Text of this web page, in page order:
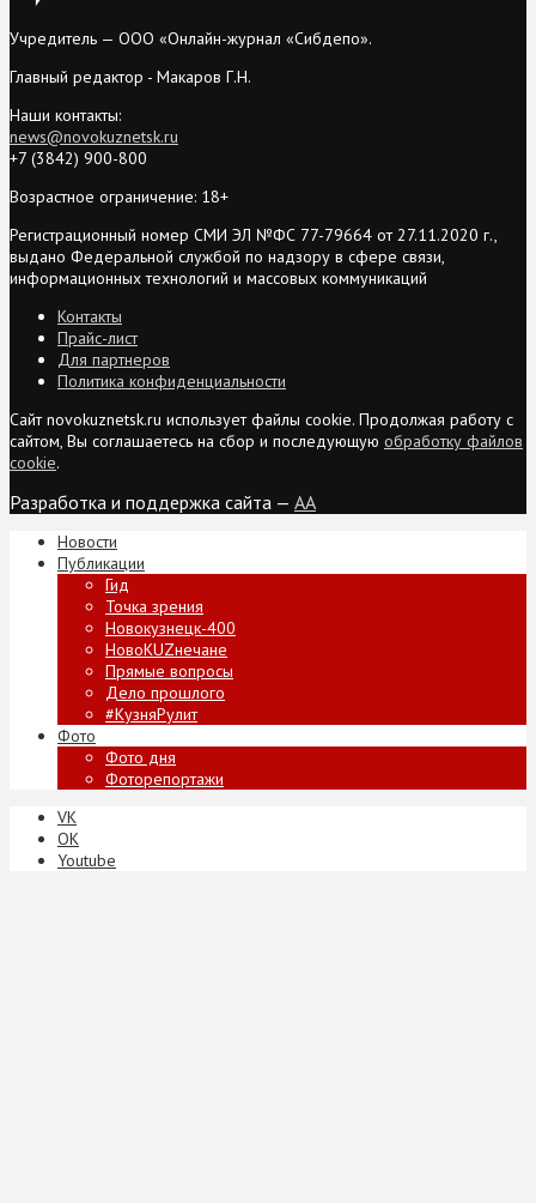
Учредитель — ООО «Онлайн-журнал «Сибдепо».
Главный редактор - Макаров Г.Н.
Наши контакты:
news@novokuznetsk.ru
+7 (3842) 900-800
Возрастное ограничение: 18+
Регистрационный номер СМИ ЭЛ №ФС 77-79664 от 27.11.2020 г.,
выдано Федеральной службой по надзору в сфере связи,
информационных технологий и массовых коммуникаций
Контакты
Прайс-лист
Для партнеров
Политика конфиденциальности
Сайт novokuznetsk.ru использует файлы cookie. Продолжая работу с
сайтом, Вы соглашаетесь на сбор и последующую обработку файлов
cookie.
Разработка и поддержка сайта — AA
Новости
Публикации
Гид
Точка зрения
Новокузнецк-400
НовоKUZнечане
Прямые вопросы
Дело прошлого
#КузняРулит
Фото
Фото дня
Фоторепортажи
VK
ОК
Youtube